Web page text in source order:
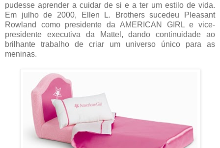
pudesse aprender a cuidar de si e a ter um estilo de vida.
Em julho de 2000, Ellen L. Brothers sucedeu Pleasant
Rowland como presidente da AMERICAN GIRL e vice-
presidente executiva da Mattel, dando continuidade ao
brilhante trabalho de criar um universo único para as
meninas.